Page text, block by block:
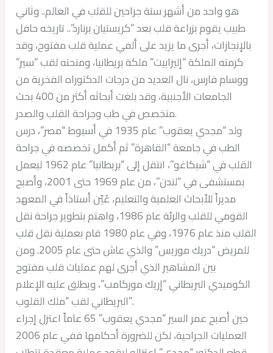
هو واحد من أشهر ستة جراحين للقلب في العالم.. وثاني
طبيب يقوم بزراعة قلب بعد “كريستيان برنارد”.. تاريخه حافل
بالإنجازات، أجرى ما يزيد على ألفي عملية قلب مفتوح، وقد
كرمته الملكة “إليزابيت” ملكة بريطانيا، ومنحته لقب “سير”
ووسام فارس، نال العديد من درجات الدكتوراه الفخرية من
الجامعات الأجنبية، وقد بلغت أبحاثه أكثر من 400 بحث
متخصص في طب وجراحة القلب والصدر.
ولد “مجدي يعقوب” عام 1935 في أسيوط “مصر”، درس
الطب في جامعة “القاهرة” ثم أكمل تخصصه في جراحة
القلب في “شيكاغو”، انتقل إلى “بريطانيا” عام 1962 ليعمل
بمستشفى في “لندن”، من عام 1969 حتى 2001، وأصبح
مديراً للأبحاث العلمية والتعليم، عُيّن أستاذاً في المعهد
القومي للقلب والرئة عام 1986، واهتم بتطوير جراحة نقل
القلب منذ عام 1976، وفي عام 1980 قام بعملية نقل قلب
للمريض “دريك موريس” والذي عاش حتى عام 2005. ومن
بين المشاهير الذي أجرى لهم عمليات قلب مفتوح
الكوميدي البريطاني “إريك موركامب”، ويطلق عليه الإعلام
البريطاني لقب “ملك القلوب”.
حين أصبح عمر السير “مجدي يعقوب” 65 عاماً اعتزل إجراء
العمليات الجراحية، لكن للضرورة أحكامها ففي عام 2006